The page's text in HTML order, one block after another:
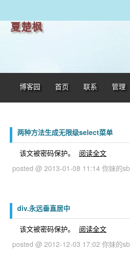
夏楚枫
博客园 首页 联系 管理
两种方法生成无限级select菜单
该文被密码保护。
阅读全文
posted @ 2013-01-08 11:14 你妹的sb
div.永远垂直居中
该文被密码保护。
阅读全文
posted @ 2012-12-03 17:02 你妹的sb